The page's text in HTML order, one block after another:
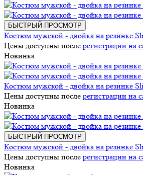
БЫСТРЫЙ ПРОСМОТР
Костюм мужской - двойка на резинке
Цены доступны после регистрации на
Новинка
Костюм мужской - двойка на резинке
Цены доступны после регистрации на
Новинка
БЫСТРЫЙ ПРОСМОТР
Костюм мужской - двойка на резинке
Цены доступны после регистрации на
Новинка